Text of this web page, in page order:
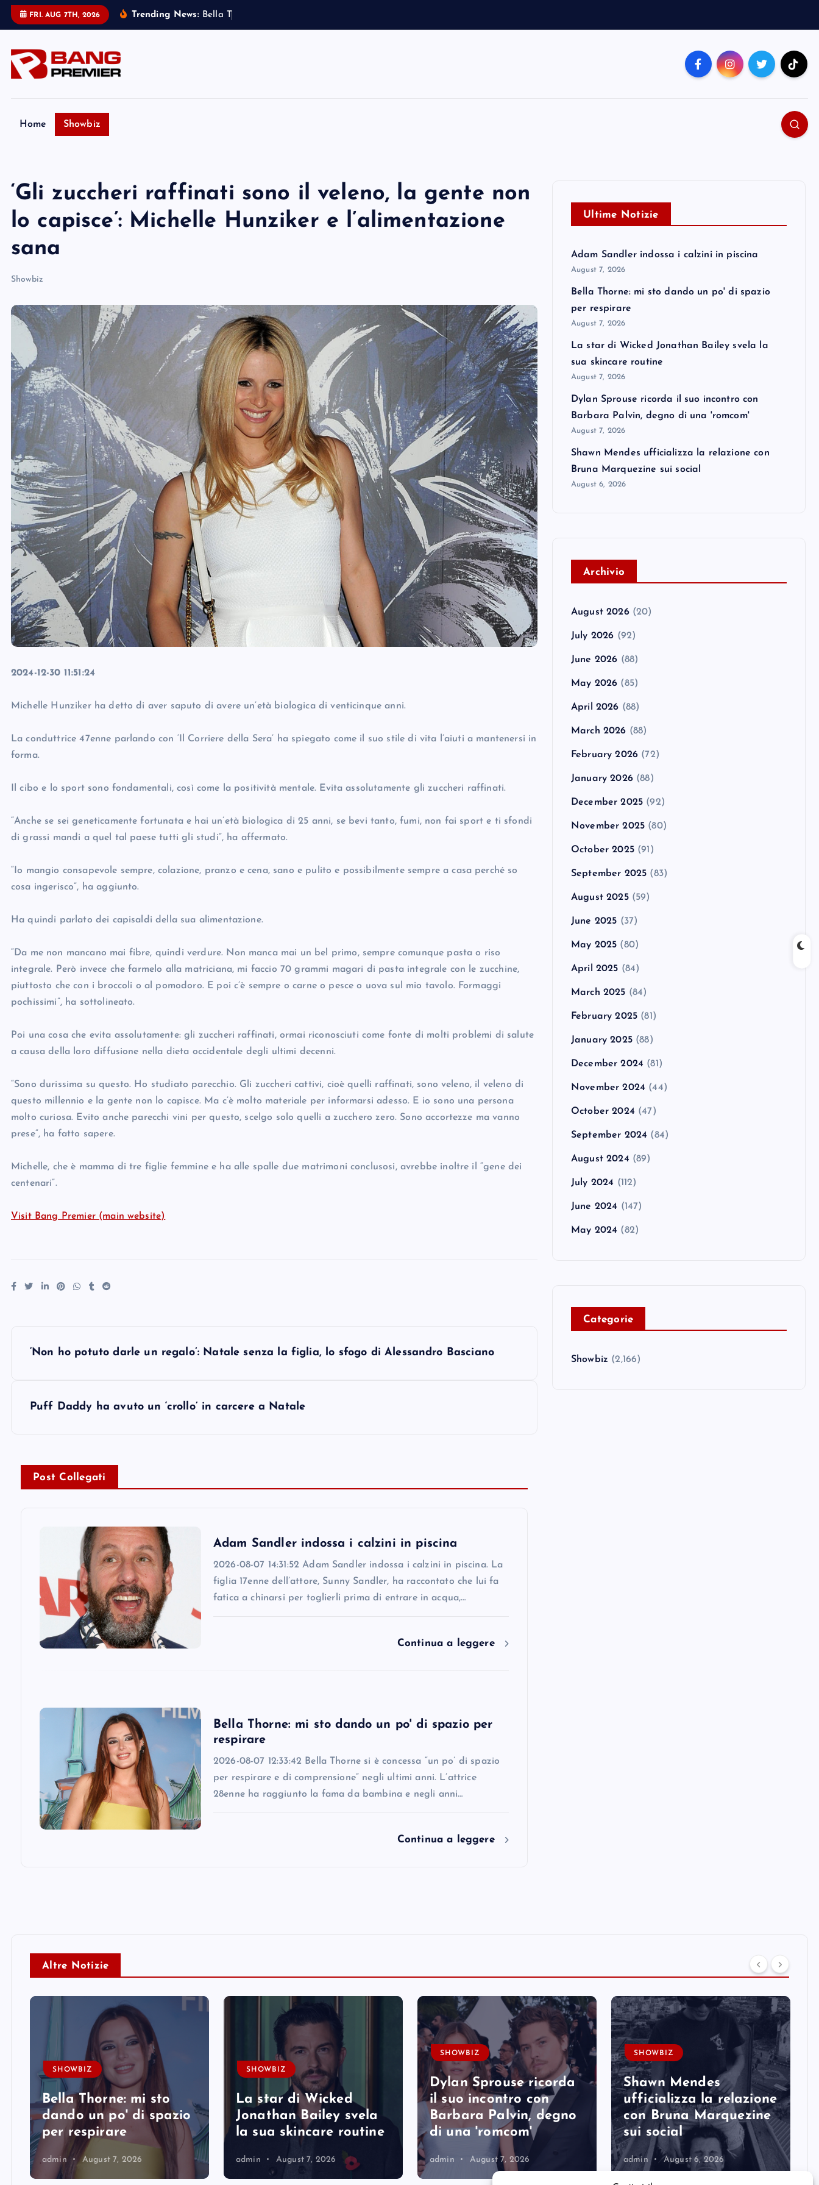
FRI. AUG 7TH, 2026 Trending News: Be a T
Home Showbiz
‘Gli zuccheri raffinati sono il veleno, la gente non
lo capisce’: Michelle Hunziker e l’alimentazione
sana
Showbiz
2024-12-30 11:51:24
Michelle Hunziker ha detto di aver saputo di avere un’età biologica di venticinque anni.
La conduttrice 47enne parlando con ‘Il Corriere della Sera’ ha spiegato come il suo stile di vita l’aiuti a mantenersi in
forma.
Il cibo e lo sport sono fondamentali, così come la positività mentale. Evita assolutamente gli zuccheri raffinati.
“Anche se sei geneticamente fortunata e hai un’età biologica di 25 anni, se bevi tanto, fumi, non fai sport e ti sfondi
di grassi mandi a quel tal paese tutti gli studi”, ha affermato.
“Io mangio consapevole sempre, colazione, pranzo e cena, sano e pulito e possibilmente sempre a casa perché so
cosa ingerisco”, ha aggiunto.
Ha quindi parlato dei capisaldi della sua alimentazione.
“Da me non mancano mai fibre, quindi verdure. Non manca mai un bel primo, sempre comunque pasta o riso
integrale. Però invece che farmelo alla matriciana, mi faccio 70 grammi magari di pasta integrale con le zucchine,
piuttosto che con i broccoli o al pomodoro. E poi c’è sempre o carne o pesce o uova sul mio tavolo. Formaggi
pochissimi”, ha sottolineato.
Poi una cosa che evita assolutamente: gli zuccheri raffinati, ormai riconosciuti come fonte di molti problemi di salute
a causa della loro diffusione nella dieta occidentale degli ultimi decenni.
“Sono durissima su questo. Ho studiato parecchio. Gli zuccheri cattivi, cioè quelli raffinati, sono veleno, il veleno di
questo millennio e la gente non lo capisce. Ma c’è molto materiale per informarsi adesso. E io sono una persona
molto curiosa. Evito anche parecchi vini per questo, scelgo solo quelli a zucchero zero. Sono accortezze ma vanno
prese”, ha fatto sapere.
Michelle, che è mamma di tre figlie femmine e ha alle spalle due matrimoni conclusosi, avrebbe inoltre il “gene dei
centenari”.
Visit Bang Premier (main website)
‘Non ho potuto darle un regalo’: Natale senza la figlia, lo sfogo di Alessandro Basciano
Puff Daddy ha avuto un ‘crollo’ in carcere a Natale
Post Collegati
Adam Sandler indossa i calzini in piscina
2026-08-07 14:31:52 Adam Sandler indossa i calzini in piscina. La
figlia 17enne dell’attore, Sunny Sandler, ha raccontato che lui fa
fatica a chinarsi per toglierli prima di entrare in acqua,…
Continua a leggere
Bella Thorne: mi sto dando un po' di spazio per
respirare
2026-08-07 12:33:42 Bella Thorne si è concessa “un po’ di spazio
per respirare e di comprensione” negli ultimi anni. L’attrice
28enne ha raggiunto la fama da bambina e negli anni…
Continua a leggere
Ultime Notizie
Adam Sandler indossa i calzini in piscina
August 7, 2026
Bella Thorne: mi sto dando un po' di spazio
per respirare
August 7, 2026
La star di Wicked Jonathan Bailey svela la
sua skincare routine
August 7, 2026
Dylan Sprouse ricorda il suo incontro con
Barbara Palvin, degno di una 'romcom'
August 7, 2026
Shawn Mendes ufficializza la relazione con
Bruna Marquezine sui social
August 6, 2026
Archivio
August 2026(20)
July 2026 (92)
June 2026 (88)
May 2026 (85)
April 2026 (88)
March 2026 (88)
February 2026 (72)
January 2026(88)
December 2025 (92)
November 2025 (80)
October 2025(91)
September 2025 (83)
August 2025(59)
June 2025 (37)
May 2025 (80)
April 2025 (84)
March 2025 (84)
February 2025 (81)
January 2025(88)
December 2024 (81)
November 2024 (44)
October 2024 (47)
September 2024 (84)
August 2024 (89)
July 2024 (112)
June 2024 (147)
May 2024 (82)
Categorie
Showbiz (2,166)
Altre Notizie
SHOWBIZ
Bella Thorne: mi sto
dando un po' di spazio
per respirare
admin August 7, 2026
SHOWBIZ
La star di Wicked
Jonathan Bailey svela
la sua skincare routine
admin August 7, 2026
SHOWBIZ
Dylan Sprouse ricorda
il suo incontro con
Barbara Palvin, degno
di una 'romcom'
admin August 7, 2026
SHOWBIZ
Shawn Mendes
ufficializza la relazione
con Bruna Marquezine
sui social
admin August 6, 2026